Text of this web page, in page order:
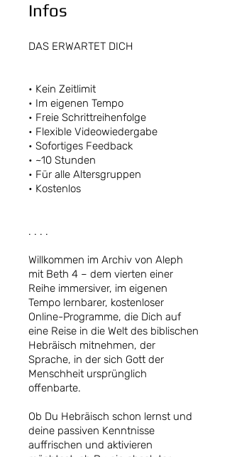
Infos
DAS ERWARTET DICH
• Kein Zeitlimit
• Im eigenen Tempo
• Freie Schrittreihenfolge
• Flexible Videowiedergabe
• Sofortiges Feedback
• ~10 Stunden
• Für alle Altersgruppen
• Kostenlos
. . . .
Willkommen im Archiv von Aleph
mit Beth 4 – dem vierten einer
Reihe immersiver, im eigenen
Tempo lernbarer, kostenloser
Online-Programme, die Dich auf
eine Reise in die Welt des biblischen
Hebräisch mitnehmen, der
Sprache, in der sich Gott der
Menschheit ursprünglich
offenbarte.
Ob Du Hebräisch schon lernst und
deine passiven Kenntnisse
auffrischen und aktivieren